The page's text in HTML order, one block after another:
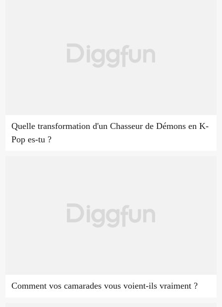
Quelle transformation d'un Chasseur de Démons en K-
Pop es-tu ?
Comment vos camarades vous voient-ils vraiment ?